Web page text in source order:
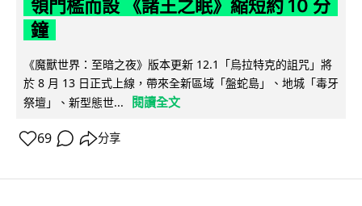
領門檻而設 《諸王之眠》縮短約 10 分
鐘
《魔獸世界：至暗之夜》版本更新 12.1「烏拉特克的詛咒」將
於 8 月 13 日正式上線，帶來全新區域「盤蛇島」、地城「毒牙
祭壇」、新型態世...
閱讀全文
69 分享